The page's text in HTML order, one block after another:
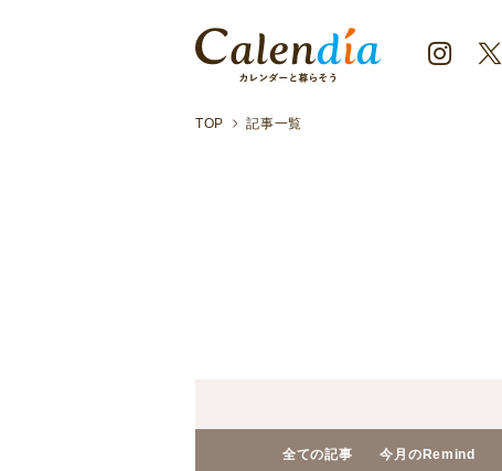
TOP 記事一覧
全ての記事 今月のRemind